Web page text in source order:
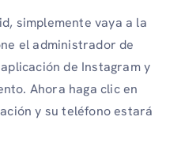
simplemente vaya a la
el administrador de
de Instagram y
Ahora haga clic en
y su teléfono estará